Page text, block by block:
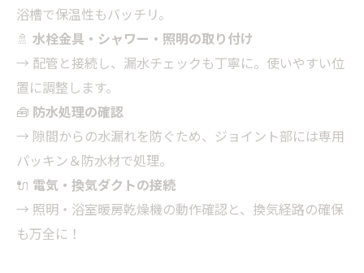
浴槽で保温性もバッチリ。
🚿 水栓金具・シャワー・照明の取り付け
→ 配管と接続し、漏水チェックも丁寧に。使いやすい位
置に調整します。
🧰 防水処理の確認
→ 隙間からの水漏れを防ぐため、ジョイント部には専用
パッキン＆防水材で処理。
🔌 電気・換気ダクトの接続
→ 照明・浴室暖房乾燥機の動作確認と、換気経路の確保
も万全に！